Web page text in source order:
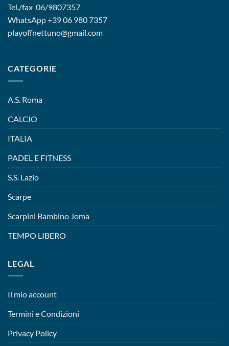
Tel./fax 06/9807357
WhatsApp+39 06 980 7357
playoffnettuno@gmail.com
CATEGORIE
A.S. Roma
CALCIO
ITALIA
PADEL E FITNESS
S.S. Lazio
Scarpe
Scarpini Bambino Joma
TEMPO LIBERO
LEGAL
Il mio account
Termini e Condizioni
Privacy Policy